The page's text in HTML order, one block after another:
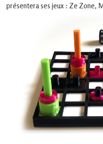
présentera ses jeux : Ze Zone,